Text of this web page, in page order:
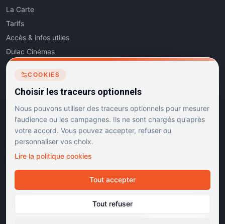
La Carte
Tarifs
Accès & infos utiles
Dulac Cinémas
Cinéma5
Les Dits de l'Art
Contact
RÉSEAUX SOCIAUX
Instagram Facebook Linkedin
Dulac Cinémas. Tous droits réservés.
Mentions légalesConfidentialitéCookiesGérer les cookies
COOKIES
Choisir les traceurs optionnels
Nous pouvons utiliser des traceurs optionnels pour mesurer
l’audience ou les campagnes. Ils ne sont chargés qu’après
votre accord. Vous pouvez accepter, refuser ou
personnaliser vos choix.
Lire la politique cookies
Tout accepter
Tout refuser